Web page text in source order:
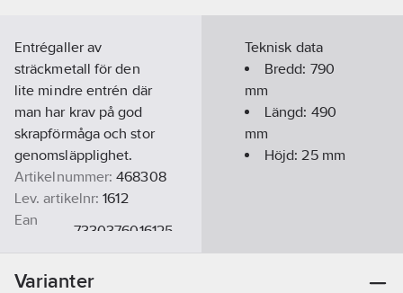
Entrégaller av
sträckmetall för den
lite mindre entrén där
man har krav på god
skrapförmåga och stor
genomsläpplighet.
Artikelnummer: 468308
Lev. artikelnr: 1612
Ean
7330376016125
Teknisk data
Bredd: 790
mm
Längd: 490
mm
Höjd:25mm
Varianter